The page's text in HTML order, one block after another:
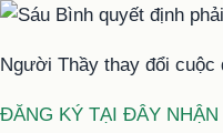
Người Thầy thay đổi cuộc
ĐĂNG KÝ TẠI ĐÂY